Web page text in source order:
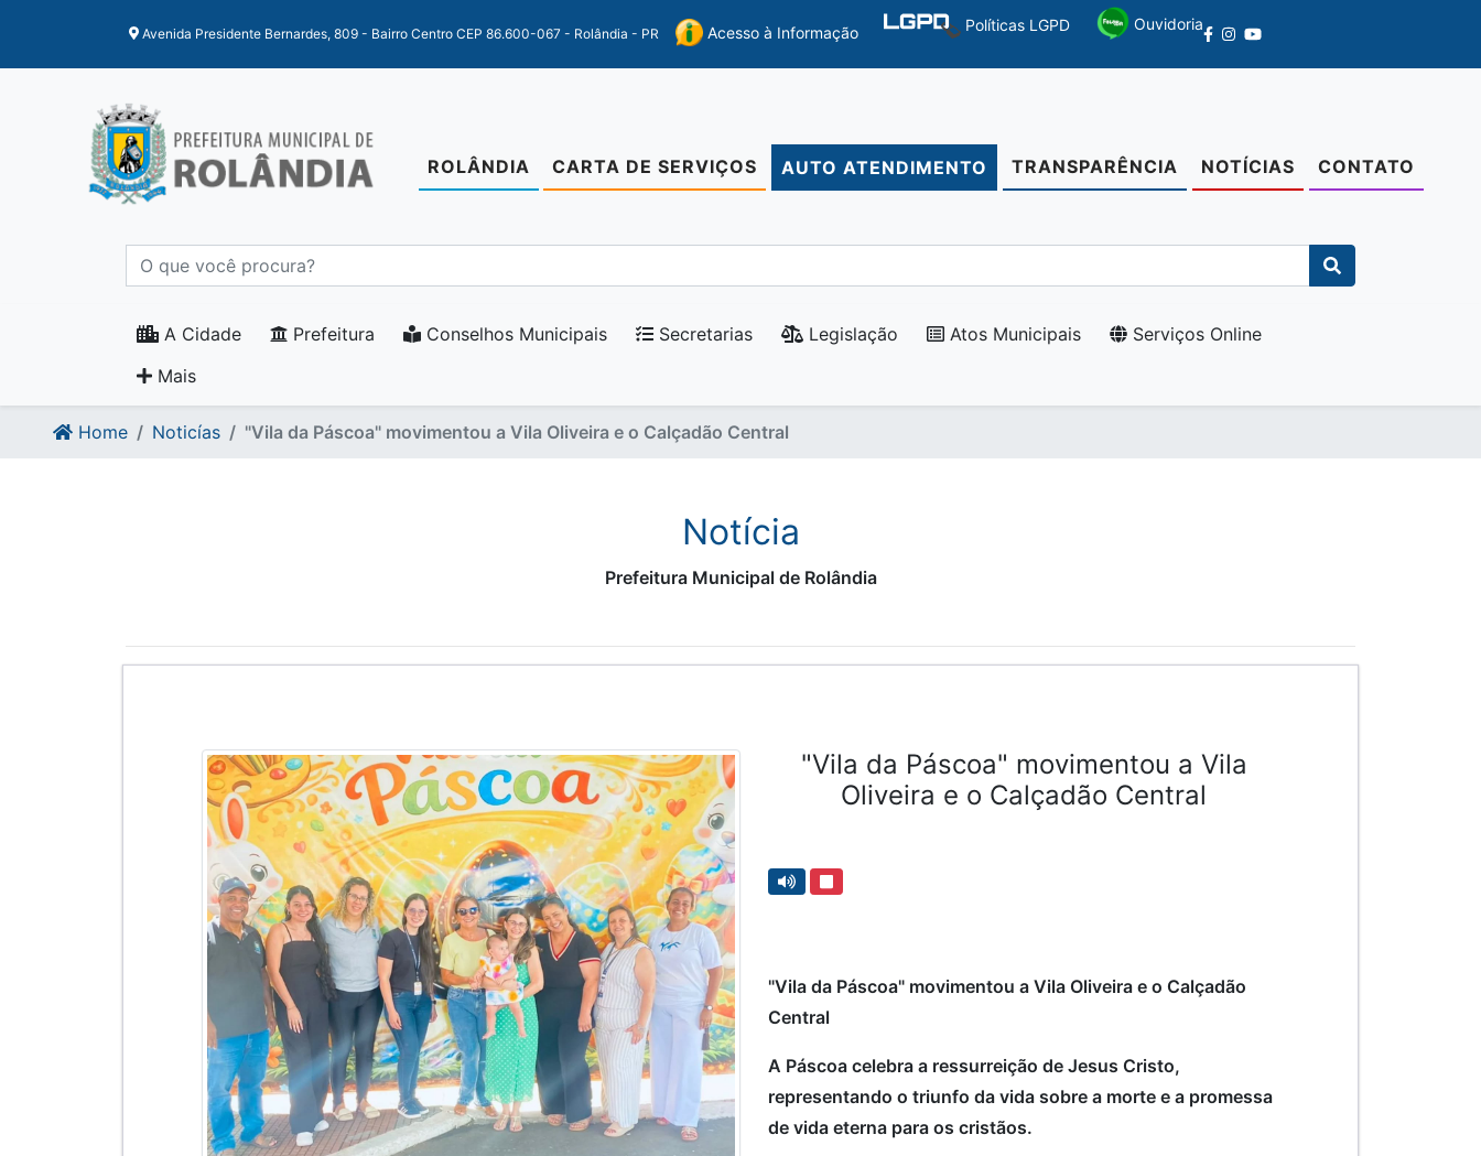
Avenida Presidente Bernardes, 809 - Bairro Centro CEP 86.600-067 - Rolândia - PR Acesso à Informação Políticas LGPD Ouvidoria
ROLÂNDIA CARTA DE SERVIÇOS AUTO ATENDIMENTO TRANSPARÊNCIA NOTÍCIAS CONTATO
A Cidade Prefeitura Conselhos Municipais Secretarias Legislação Atos Municipais
Serviços Online
Mais
Home Noticías "Vila da Páscoa" movimentou a Vila Oliveira e o Calçadão Central
Notícia
Prefeitura Municipal de Rolândia
"Vila da Páscoa" movimentou a Vila
Oliveira e o Calçadão Central
"Vila da Páscoa" movimentou a Vila Oliveira e o Calçadão
Central
A Páscoa celebra a ressurreição de Jesus Cristo,
representando o triunfo da vida sobre a morte e a promessa
de vida eterna para os cristãos.